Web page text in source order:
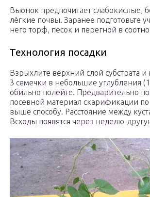
Вьюнок предпочитает слабокислые,
лёгкие почвы. Заранее подготовьте
него торф, песок и перегной в
Технология посадки
Взрыхлите верхний слой субстрата
3 семечки в небольшие углубления
обильно полейте. Предварительно
посевной материал скарификации
выше способу. Расстояние между
Всходы появятся через неделю-